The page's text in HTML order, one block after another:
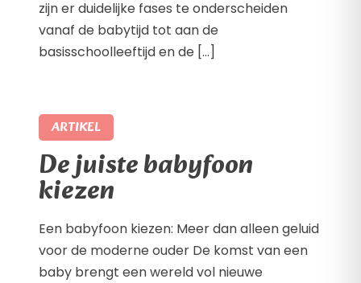
zijn er duidelijke fases te onderscheiden
vanaf de babytijd tot aan de
basisschoolleeftijd en de […]
ARTIKEL
De juiste babyfoon
kiezen
Een babyfoon kiezen: Meer dan alleen geluid
voor de moderne ouder De komst van een
baby brengt een wereld vol nieuwe